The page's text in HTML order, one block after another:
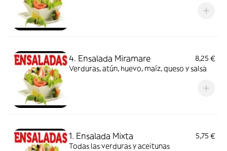
4. Ensalada Miramare
8,25 €
Verduras, atún, huevo, maíz, queso y salsa
1. Ensalada Mixta
5,75 €
Todas las verduras y aceitunas